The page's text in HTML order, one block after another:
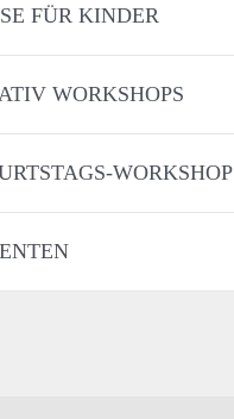
FÜR KINDER
WORKSHOPS
WORKSHOP